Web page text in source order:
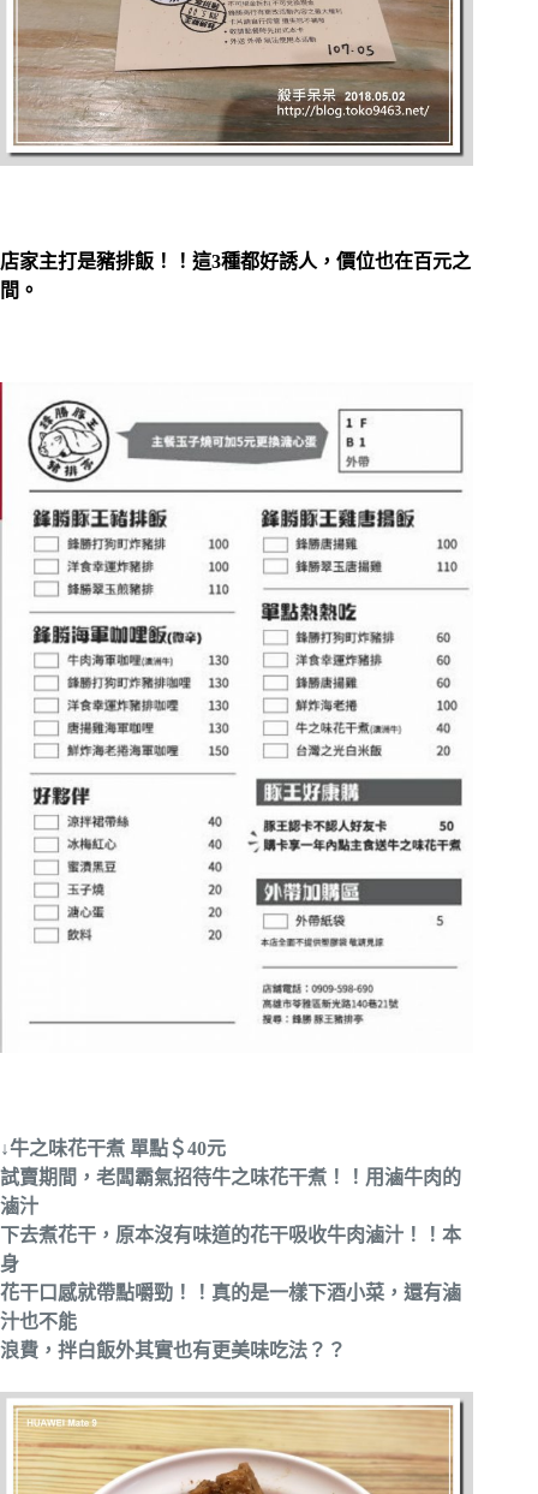
店家主打是豬排飯！！這3種都好誘人，價位也在百元之
間。
↓牛之味花干煮 單點＄40元
試賣期間，老闆霸氣招待牛之味花干煮！！用滷牛肉的
滷汁
下去煮花干，原本沒有味道的花干吸收牛肉滷汁！！本
身
花干口感就帶點嚼勁！！真的是一樣下酒小菜，還有滷
汁也不能
浪費，拌白飯外其實也有更美味吃法？？